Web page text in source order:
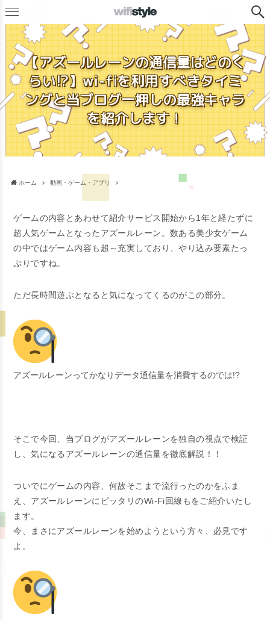
【アズールレーンの通信量はどのく
らい!?】wi-fiを利用すべきタイミ
ングと当ブログ一押しの最強キャラ
を紹介します！
ホーム 動画・ゲーム・アプリ
ゲームの内容とあわせて紹介サービス開始から1年と経たずに
超人気ゲームとなったアズールレーン。数ある美少女ゲーム
の中ではゲーム内容も超～充実しており、やり込み要素たっ
ぷりですね。
ただ長時間遊ぶとなると気になってくるのがこの部分。
アズールレーンってかなりデータ通信量を消費するのでは!?
そこで今回、当ブログがアズールレーンを独自の視点で検証
し、気になるアズールレーンの通信量を徹底解説！！
ついでにゲームの内容、何故そこまで流行ったのかをふま
え、 アズールレーンにピッタリのWi-Fi回線もをご紹介いたし
ます。
今、まさにアズールレーンを始めようという方々、必見です
よ。